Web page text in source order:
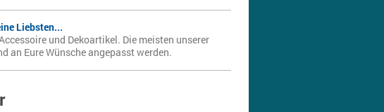
Liebsten...
und Dekoartikel. Die meisten unserer
an Eure Wünsche angepasst werden.